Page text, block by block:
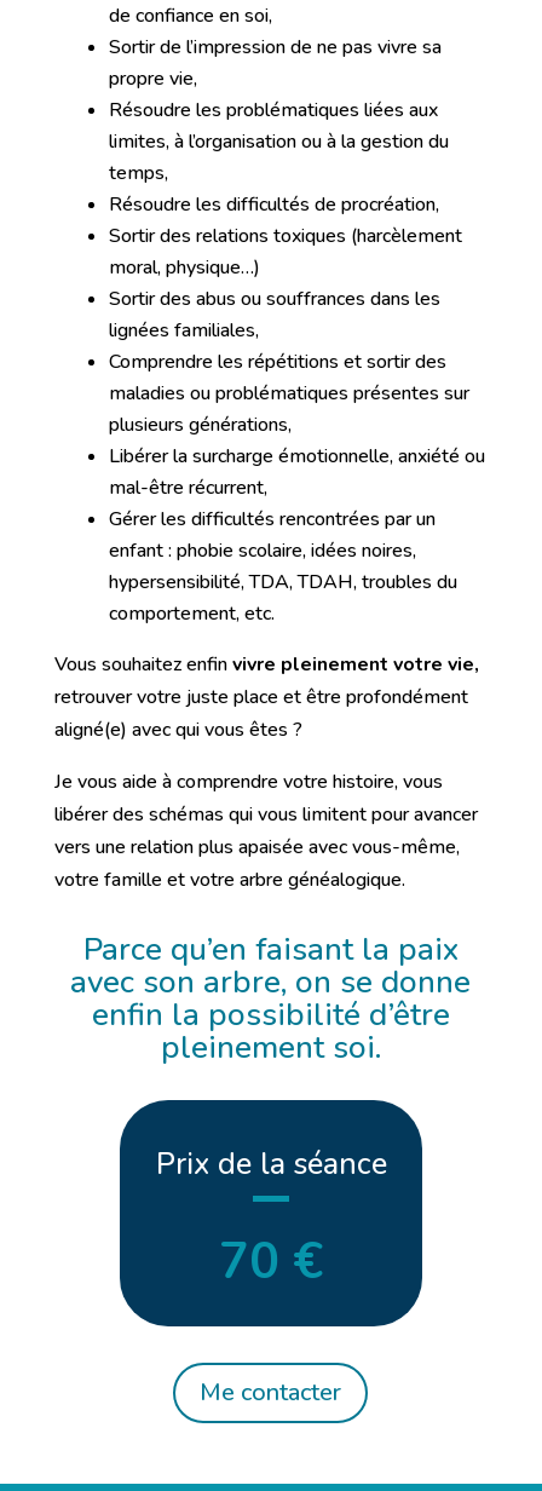
de confiance en soi,
Sortir de l’impression de ne pas vivre sa
propre vie,
Résoudre les problématiques liées aux
limites, à l’organisation ou à la gestion du
temps,
Résoudre les difficultés de procréation,
Sortir des relations toxiques (harcèlement
moral, physique…)
Sortir des abus ou souffrances dans les
lignées familiales,
Comprendre les répétitions et sortir des
maladies ou problématiques présentes sur
plusieurs générations,
Libérer la surcharge émotionnelle, anxiété ou
mal-être récurrent,
Gérer les difficultés rencontrées par un
enfant : phobie scolaire, idées noires,
hypersensibilité, TDA, TDAH, troubles du
comportement, etc.
Vous souhaitez enfinvivre pleinement votre vie,
retrouver votre juste place et être profondément
aligné(e) avec qui vous êtes ?
Je vous aide à comprendre votre histoire, vous
libérer des schémas qui vous limitent pour avancer
vers une relation plus apaisée avec vous-même,
votre famille et votre arbre généalogique.
Parce qu’en faisant la paix
avec son arbre, on se donne
enfin la possibilité d’être
pleinement soi.
Prix de la séance
70 €
Me contacter